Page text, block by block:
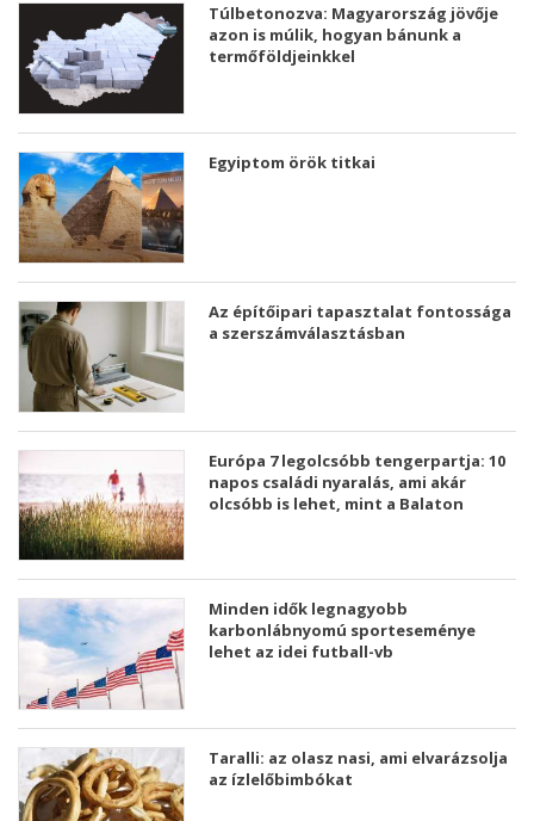
Túlbetonozva: Magyarország jövője
azon is múlik, hogyan bánunk a
termőföldjeinkkel
Egyiptom örök titkai
Az építőipari tapasztalat fontossága
a szerszámválasztásban
Európa 7 legolcsóbb tengerpartja: 10
napos családi nyaralás, ami akár
olcsóbb is lehet, mint a Balaton
Minden idők legnagyobb
karbonlábnyomú sporteseménye
lehet az idei futball-vb
Taralli: az olasz nasi, ami elvarázsolja
az ízlelőbimbókat